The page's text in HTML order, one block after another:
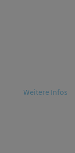
Weitere Infos